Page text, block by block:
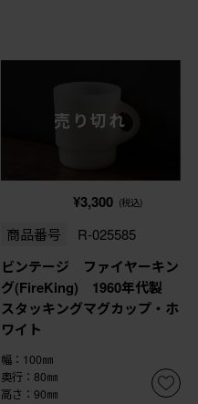
売り切れ
¥3,300 (税込)
商品番号 R-025585
ビンテージ ファイヤーキン
グ(FireKing) 1960年代製
スタッキングマグカップ・ホ
ワイト
幅：100㎜
奥行：80㎜
高さ：90㎜